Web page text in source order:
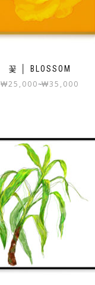
꽃 │ BLOSSOM
₩25,000~₩35,000